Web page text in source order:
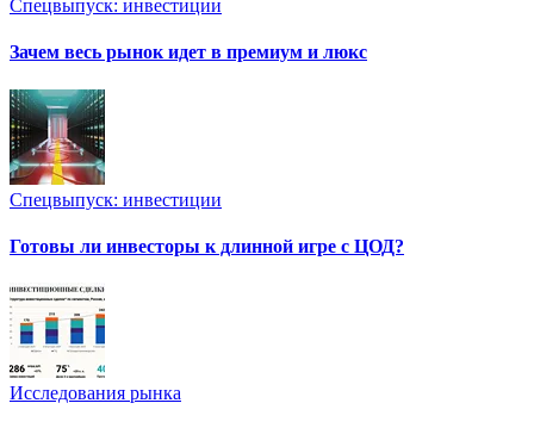
Спецвыпуск: инвестиции
Зачем весь рынок идет в премиум и люкс
Спецвыпуск: инвестиции
Готовы ли инвесторы к длинной игре с ЦОД?
Исследования рынка